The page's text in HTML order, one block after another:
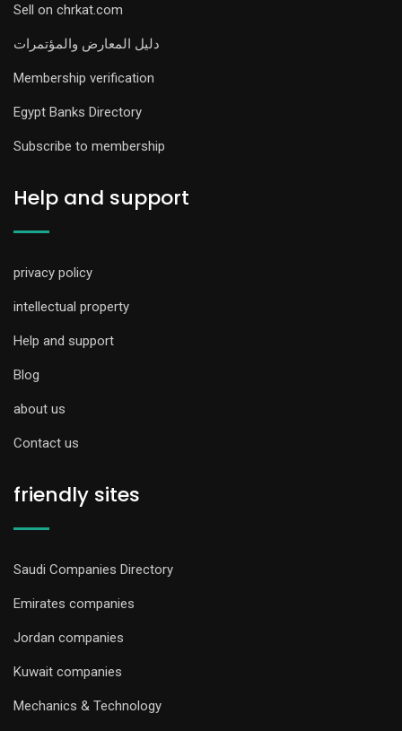
Sell on chrkat.com
دليل المعارض والمؤتمرات
Membership verification
Egypt Banks Directory
Subscribe to membership
Help and support
privacy policy
intellectual property
Help and support
Blog
about us
Contact us
friendly sites
Saudi Companies Directory
Emirates companies
Jordan companies
Kuwait companies
Mechanics & Technology